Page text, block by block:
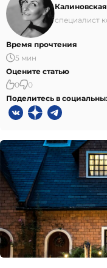
специалист
Время прочтения
5 мин
Оцените статью
0
0
Поделитесь в